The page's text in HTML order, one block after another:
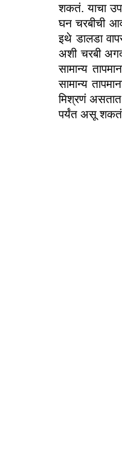
शकतं. याचा
घन चरबीची
इथे डालडा
अशी चरबी
सामान्य
सामान्य
मिश्रणं
पर्यंत असू शकतं.